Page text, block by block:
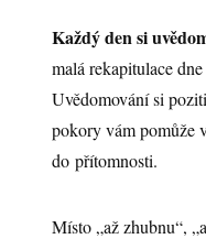
Každý den si
malá rekapitulace
Uvědomování si
pokory vám pomůže
do přítomnosti.
Místo „až zhubnu“,